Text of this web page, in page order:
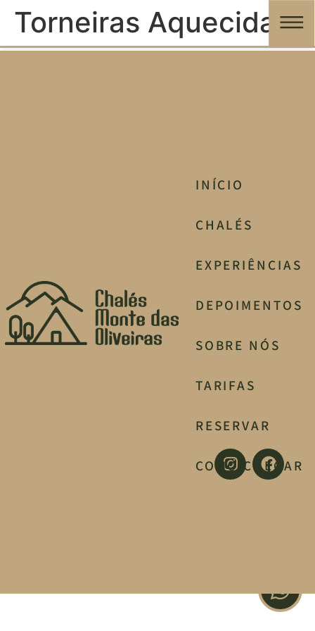
Torneiras Aquecidas
INÍCIO
CHALÉS
EXPERIÊNCIAS
DEPOIMENTOS
SOBRE NÓS
TARIFAS
RESERVAR
COMO CHEGAR